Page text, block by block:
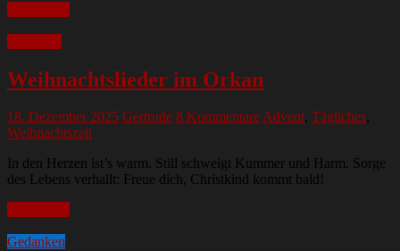
Weihnachtslieder im Orkan
18. Dezember 2025 Gertrude 8 KommentareAdvent, Tägliches,
Weihnachtszeit
In den Herzen ist’s warm. Still schweigt Kummer und Harm. Sorge
des Lebens verhallt: Freue dich, Christkind kommt bald!
Gedanken